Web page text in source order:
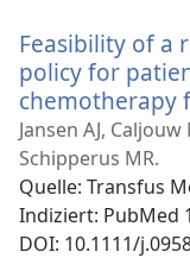
Feasibility of a
policy for
chemotherapy
Jansen AJ,
Schipperus MR.
Quelle‎: Transfus
Indiziert‎: PubMed
DOI‎: 10.1111/